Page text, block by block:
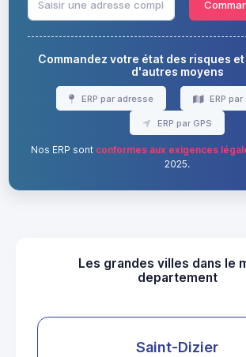
Commandez votre état des risques
d'autres moyens
ERP par adresse ERP
ERP par GPS
Nos ERP sont conformes aux exigences
2025.
Les grandes villes dans le
departement
Saint-Dizier